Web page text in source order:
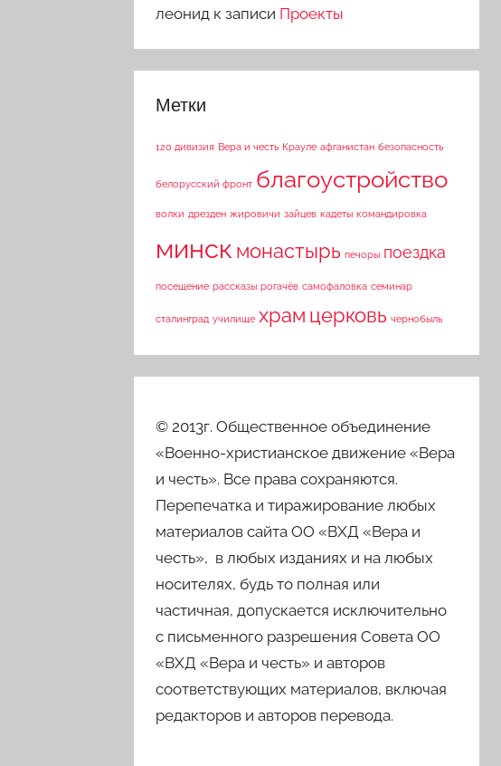
леонид к записи Проекты
Метки
120 дивизия Вера и честь Крауле афганистан безопасность
белорусский фронт благоустройство
волки дрезден жировичи зайцев кадеты командировка
минск монастырь печоры поездка
посещение рассказы рогачёв самофаловка семинар
сталинград училище храм церковь чернобыль
© 2013г. Общественное объединение
«Военно-христианское движение «Вера
и честь». Все права сохраняются.
Перепечатка и тиражирование любых
материалов сайта ОО «ВХД «Вера и
честь», в любых изданиях и на любых
носителях, будь то полная или
частичная, допускается исключительно
с письменного разрешения Совета ОО
«ВХД «Вера и честь» и авторов
соответствующих материалов, включая
редакторов и авторов перевода.